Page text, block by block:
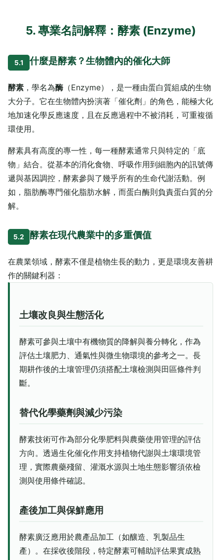
5. 專業名詞解釋：酵素 (Enzyme)
5.1 什麼是酵素？生物體內的催化大師
酵素 ，學名為酶（Enzyme），是一種由蛋白質組成的生物
大分子。它在生物體內扮演著「催化劑」的角色，能極大化
地加速化學反應速度，且在反應過程中不被消耗，可重複循
環使用。
酵素具有高度的專一性，每一種酵素通常只與特定的「底
物」結合。從基本的消化食物、呼吸作用到細胞內的訊號傳
遞與基因調控，酵素參與了幾乎所有的生命代謝活動。例
如，脂肪酶專門催化脂肪水解，而蛋白酶則負責蛋白質的分
解。
5.2 酵素在現代農業中的多重價值
在農業領域，酵素不僅是植物生長的動力，更是環境友善耕
作的關鍵利器：
土壤改良與生態活化
酵素可參與土壤中有機物質的降解與養分轉化，作為
評估土壤肥力、通氣性與微生物環境的參考之一。長
期耕作後的土壤管理仍須搭配土壤檢測與田區條件判
斷。
替代化學藥劑與減少污染
酵素技術可作為部分化學肥料與農藥使用管理的評估
方向。透過生化催化作用支持植物代謝與土壤環境管
理，實際農藥殘留、灌溉水源與土地生態影響須依檢
測與使用條件確認。
產後加工與保鮮應用
酵素廣泛應用於農產品加工（如釀造、乳製品生
產）。在採收後階段，特定酵素可輔助評估果實成熟